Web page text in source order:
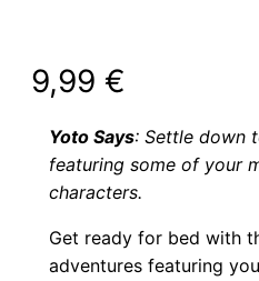
9,99 €
Yoto Says: Settle down
featuring some of your
characters.
Get ready for bed with
adventures featuring